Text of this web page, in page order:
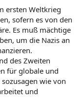
ersten Weltkrieg
sofern es von den
Es muß mächtige
um die Nazis an
des Zweiten
für globale und
wie von
und